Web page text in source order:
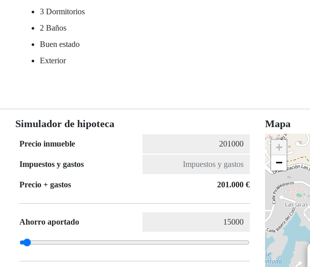
3 Dormitorios
2 Baños
Buen estado
Exterior
Simulador de hipoteca
Precio inmueble
Impuestos y gastos
Precio + gastos 201.000 €
Ahorro aportado
Mapa
+
−